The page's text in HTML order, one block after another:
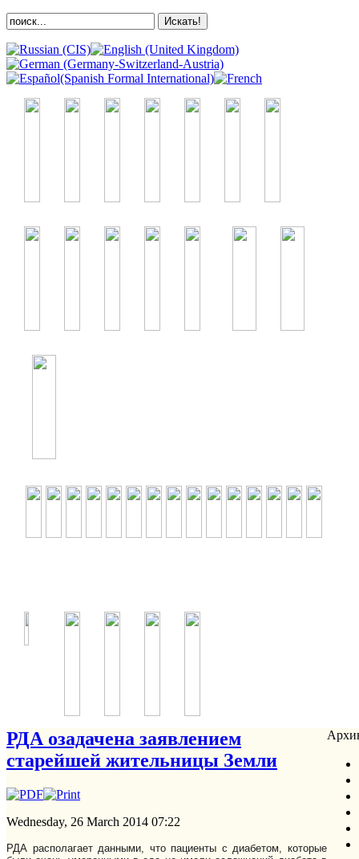
РДА озадачена заявлением
старейшей жительницы Земли
Wednesday, 26 March 2014 07:22
РДА располагает данными, что пациенты с диабетом, которые